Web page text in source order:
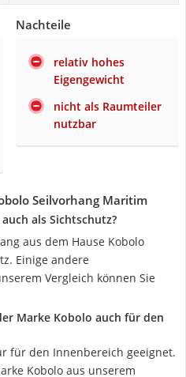
Nachteile
relativ hohes
Eigengewicht
nicht als Raumteiler
nutzbar
Seilvorhang Maritim
als Sichtschutz?
aus dem Hause Kobolo
Einige andere
Vergleich können Sie
Marke Kobolo auch für den
für den Innenbereich geeignet.
Kobolo aus unserem